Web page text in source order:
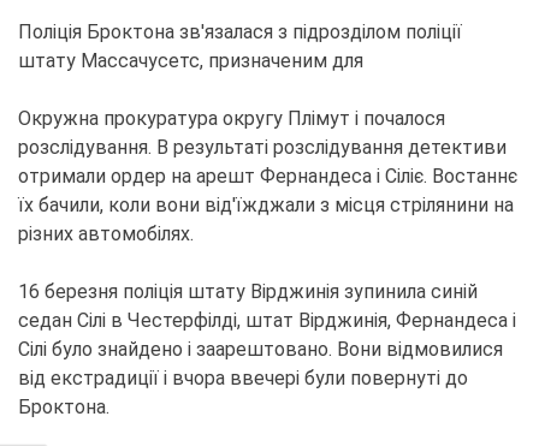
Поліція Броктона зв'язалася з підрозділом поліції
штату Массачусетс, призначеним для
Окружна прокуратура округу Плімут і почалося
розслідування. В результаті розслідування детективи
отримали ордер на арешт Фернандеса і Сіліє. Востаннє
їх бачили, коли вони від'їжджали з місця стрілянини на
різних автомобілях.
16 березня поліція штату Вірджинія зупинила синій
седан Сілі в Честерфілді, штат Вірджинія, Фернандеса і
Сілі було знайдено і заарештовано. Вони відмовилися
від екстрадиції і вчора ввечері були повернуті до
Броктона.